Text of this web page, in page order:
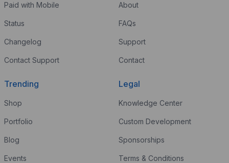
Paid with Mobile
Status
Changelog
Contact Support
About
FAQs
Support
Contact
Trending
Shop
Portfolio
Blog
Events
Legal
Knowledge Center
Custom Development
Sponsorships
Terms & Conditions